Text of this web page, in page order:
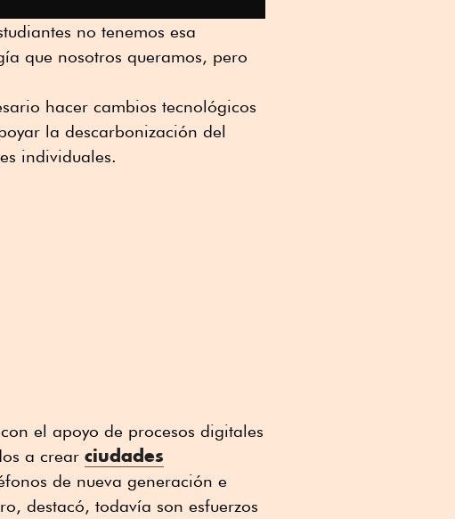
no tenemos esa
que nosotros queramos, pero
hacer cambios tecnológicos
la descarbonización del
individuales.
el apoyo de procesos digitales
a crear ciudades
de nueva generación e
destacó, todavía son esfuerzos